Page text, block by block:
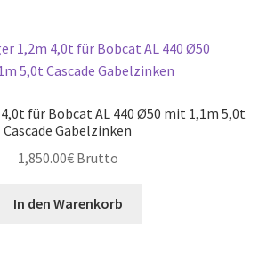
für Bobcat AL 440 Ø50 mit 1,1m 5,0t
Cascade Gabelzinken
1,850.00€Brutto
In den Warenkorb